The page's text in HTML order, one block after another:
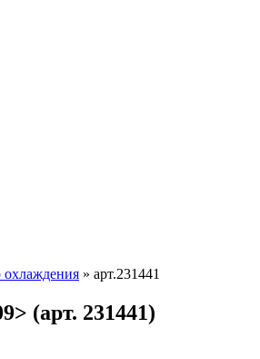
охлаждения » арт.231441
(арт. 231441)